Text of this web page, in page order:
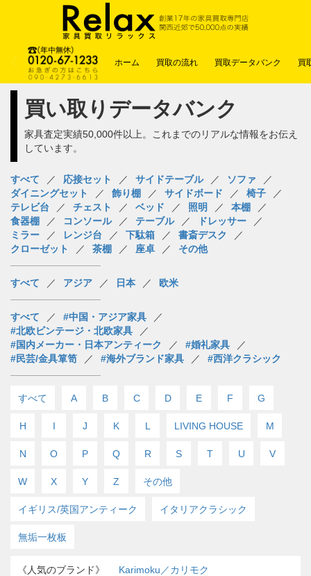
ホーム 買取の流れ 買取データバンク 買
買い取りデータバンク
家具査定実績50,000件以上。これまでのリアルな情報をお伝え
しています。
すべて 応接セット サイドテーブル
ソファ
ダイニングセット
飾り棚 サイドボード
椅子
テレビ台
チェスト ベッド 照明
本棚
食器棚
コンソール テーブル
ドレッサー
ミラー
レンジ台 下駄箱
書斎デスク
クローゼット
茶棚 座卓 その他
すべて アジア 日本 欧米
すべて
#中国・アジア家具
#北欧ビンテージ・北欧家具
#国内メーカー・日本アンティーク
#婚礼家具
#民芸/金具箪笥
#海外ブランド家具 #西洋クラシック
すべて A B C D E F G
H I J K L LIVING HOUSE M
N O P Q R S T U V
W X Y Z その他
イギリス/英国アンティーク イタリアクラシック
無垢一枚板
《人気のブランド》
Karimoku／カリモク